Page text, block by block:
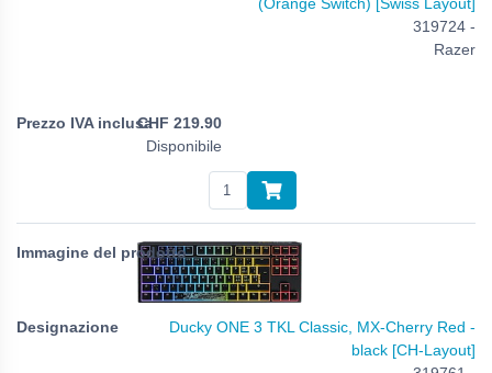
(Orange Switch) [Swiss Layout]
319724 -
Razer
CHF 219.90
Disponibile
Ducky ONE 3 TKL Classic, MX-Cherry Red -
black [CH-Layout]